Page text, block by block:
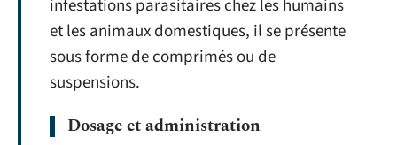
infestations parasitaires chez les humains
et les animaux domestiques, il se présente
sous forme de comprimés ou de
suspensions.
Dosage et administration